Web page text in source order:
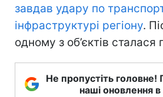
завдав удару по
інфраструктурі регіону.
одному з об’єктів
Не пропустіть головне!
наші оновлення